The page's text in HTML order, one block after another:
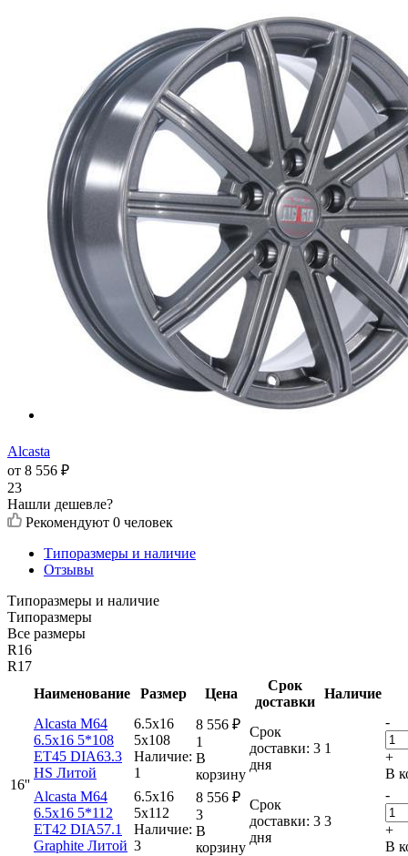
Alcasta
от 8 556 ₽
23
Нашли дешевле?
Рекомендуют 0 человек
Типоразмеры и наличие
Отзывы
Типоразмеры и наличие
Типоразмеры
Все размеры
R16
R17
Наименование
Размер Цена
Срок
доставки
Наличие
16''
Alcasta M64
6.5x16 5*108
ET45 DIA63.3
HS Литой
6.5x16
5x108
Наличие:
1
8 556 ₽
1
В
корзину
Срок
доставки: 3
дня
1
-
+
В
Alcasta M64
6.5x16 5*112
ET42 DIA57.1
Graphite Литой
6.5x16
5x112
Наличие:
3
8 556 ₽
3
В
корзину
Срок
доставки: 3
дня
3
-
+
В